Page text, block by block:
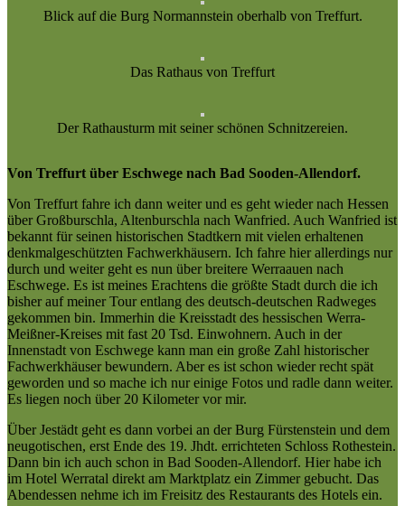
Blick auf die Burg Normannstein oberhalb von Treffurt.
Das Rathaus von Treffurt
Der Rathausturm mit seiner schönen Schnitzereien.
Von Treffurt über Eschwege nach Bad Sooden-Allendorf.
Von Treffurt fahre ich dann weiter und es geht wieder nach Hessen
über Großburschla, Altenburschla nach Wanfried. Auch Wanfried ist
bekannt für seinen historischen Stadtkern mit vielen erhaltenen
denkmalgeschützten Fachwerkhäusern. Ich fahre hier allerdings nur
durch und weiter geht es nun über breitere Werraauen nach
Eschwege. Es ist meines Erachtens die größte Stadt durch die ich
bisher auf meiner Tour entlang des deutsch-deutschen Radweges
gekommen bin. Immerhin die Kreisstadt des hessischen Werra-
Meißner-Kreises mit fast 20 Tsd. Einwohnern. Auch in der
Innenstadt von Eschwege kann man ein große Zahl historischer
Fachwerkhäuser bewundern. Aber es ist schon wieder recht spät
geworden und so mache ich nur einige Fotos und radle dann weiter.
Es liegen noch über 20 Kilometer vor mir.
Über Jestädt geht es dann vorbei an der Burg Fürstenstein und dem
neugotischen, erst Ende des 19. Jhdt. errichteten Schloss Rothestein.
Dann bin ich auch schon in Bad Sooden-Allendorf. Hier habe ich
im Hotel Werratal direkt am Marktplatz ein Zimmer gebucht. Das
Abendessen nehme ich im Freisitz des Restaurants des Hotels ein.